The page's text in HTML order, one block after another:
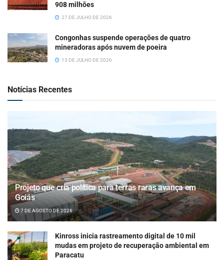
908 milhões
27 DE JULHO DE 2026
Congonhas suspende operações de quatro
mineradoras após nuvem de poeira
13 DE JULHO DE 2026
Notícias Recentes
Projeto que cria política para terras raras avança em
Goiás
7 DE AGOSTO DE 2026
Kinross inicia rastreamento digital de 10 mil
mudas em projeto de recuperação ambiental em
Paracatu